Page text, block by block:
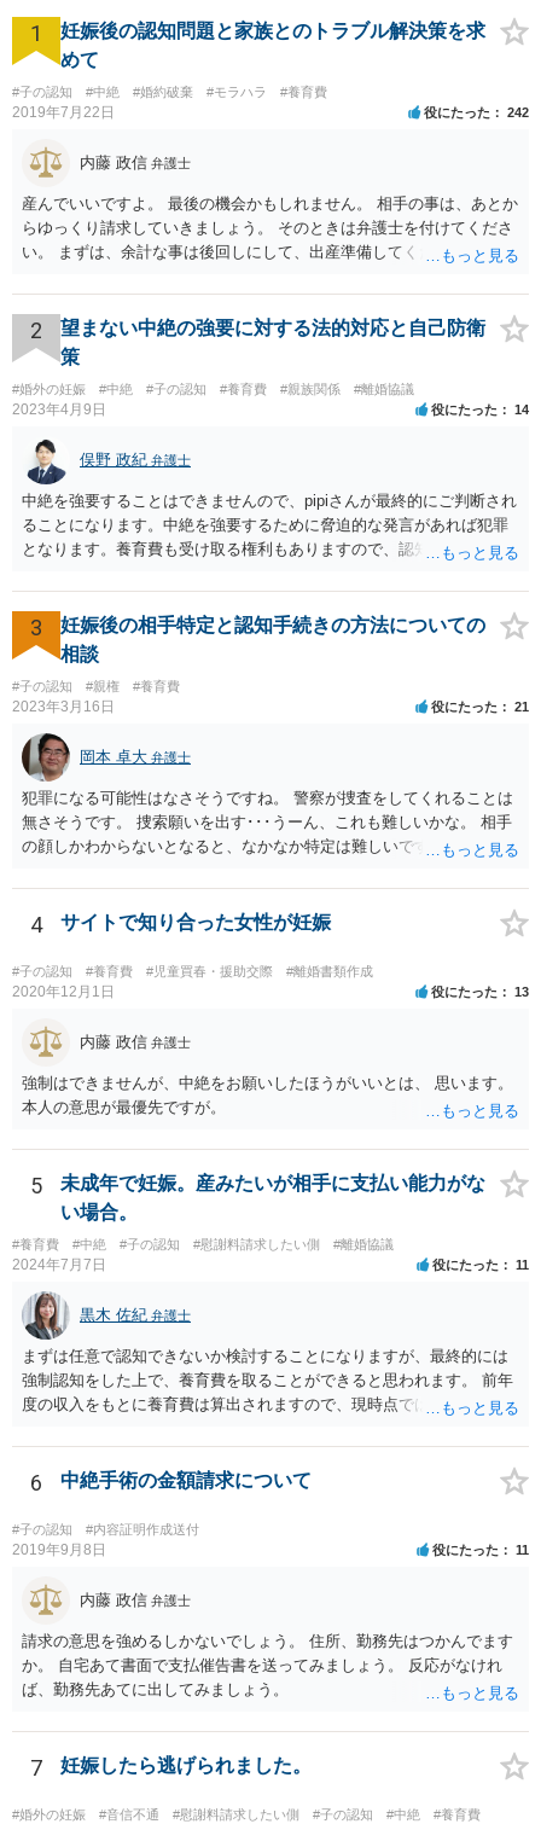
1
妊娠後の認知問題と家族とのトラブル解決策を求
めて
#子の認知 #中絶 #婚約破棄 #モラハラ #養育費
2019年7月22日 役にたった 242
内藤 政信 弁護士
産んでいいですよ。 最後の機会かもしれません。 相手の事は、あとか
らゆっくり請求していきましょう。 そのときは弁護士を付けてくださ
い。 まずは、余計な事は後回しにして、出産準備してください。
2
望まない中絶の強要に対する法的対応と自己防衛
策
#婚外の妊娠 #中絶 #子の認知 #養育費 #親族関係 #離婚協議
2023年4月9日 役にたった 14
俣野 政紀 弁護士
中絶を強要することはできませんので、pipiさんが最終的にご判断され
ることになります。中絶を強要するために脅迫的な発言があれば犯罪
となります。養育費も受け取る権利もありますので、認知等につきお
勧めします。
3
妊娠後の相手特定と認知手続きの方法についての
相談
#子の認知 #親権 #養育費
2023年3月16日 役にたった 21
岡本 卓大 弁護士
犯罪になる可能性はなさそうですね。 警察が捜査をしてくれることは
無さそうです。 捜索願いを出す･･･うーん、これも難しいかな。 相手
の顔しかわからないとなると、なかなか特定は難しいですね。 お役に
4 サイトで知り合った女性が妊娠
#子の認知 #養育費 #児童買春・援助交際 #離婚書類作成
2020年12月1日 役にたった 13
内藤 政信 弁護士
強制はできませんが、中絶をお願いしたほうがいいとは、 思います。
本人の意思が最優先ですが。
5
未成年で妊娠。産みたいが相手に支払い能力がな
い場合。
#養育費 #中絶 #子の認知 #慰謝料請求したい側 #離婚協議
2024年7月7日 役にたった 11
黒木 佐紀 弁護士
まずは任意で認知できないか検討することになりますが、最終的には
強制認知をした上で、養育費を取ることができると思われます。 前年
度の収入をもとに養育費は算出されますので、現時点では少額しか取
育費の増額調停を起こすこともできます。 仮に中絶する場合でも、相
手方が妊娠について話し合いをしっかりしてくれない場合には、慰謝
料請求などもできる可能性があります。 いずれにせよ、親御さんとの
関わりが不可欠となると思われますので、一度話し合った上で、法律
事務所へ早めのご相談をされたほうがよろしいかと思います。
6 中絶手術の金額請求について
#子の認知 #内容証明作成送付
2019年9月8日 役にたった 11
内藤 政信 弁護士
請求の意思を強めるしかないでしょう。 住所、勤務先はつかんでます
か。 自宅あて書面で支払催告書を送ってみましょう。 反応がなけれ
ば、勤務先あてに出してみましょう。
7 妊娠したら逃げられました。
#婚外の妊娠 #音信不通 #慰謝料請求したい側 #子の認知 #中絶 #養育費